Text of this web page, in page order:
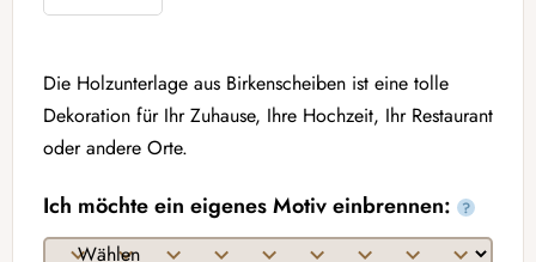
Die Holzunterlage aus Birkenscheiben ist eine tolle
Dekoration für Ihr Zuhause, Ihre Hochzeit, Ihr Restaurant
oder andere Orte.
Ich möchte ein eigenes Motiv einbrennen: ?